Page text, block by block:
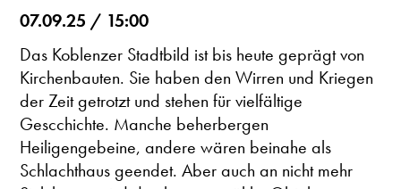
07.09.25 / 15:00
Das Koblenzer Stadtbild ist bis heute geprägt von
Kirchenbauten. Sie haben den Wirren und Kriegen
der Zeit getrotzt und stehen für vielfältige
Gescchichte. Manche beherbergen
Heiligengebeine, andere wären beinahe als
Schlachthaus geendet. Aber auch an nicht mehr